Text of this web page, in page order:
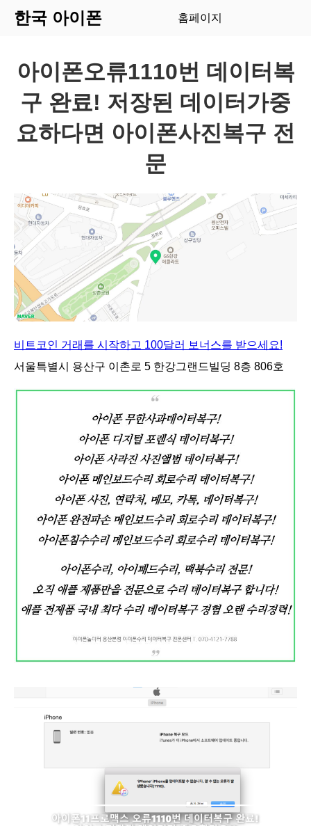
한국 아이폰 홈페이지
아이폰오류1110번 데이터복
구 완료! 저장된 데이터가중
요하다면 아이폰사진복구 전
문
비트코인 거래를 시작하고 100달러 보너스를 받으세요!
서울특별시 용산구 이촌로 5 한강그랜드빌딩 8층 806호